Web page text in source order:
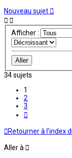
Nouveau sujet
Afficher :
34 sujets
1
2
3
Retourner à l’index
Aller à